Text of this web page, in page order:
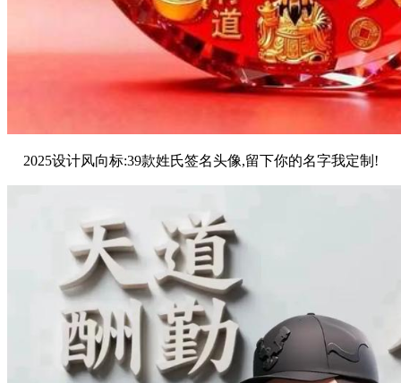
2025设计风向标:39款姓氏签名头像,留下你的名字我定制!